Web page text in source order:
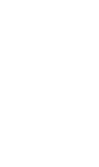
Ürün resmi
Ürün
Ürün
Ürün fiyatı